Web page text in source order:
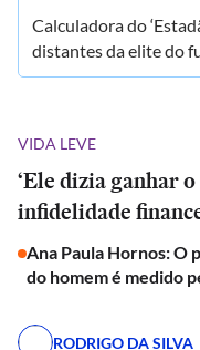
Calculadora do
distantes da elite do
VIDA LEVE
‘Ele dizia ganhar
infidelidade
Ana Paula Hornos: O
do homem é medido
RODRIGO DA SILVA